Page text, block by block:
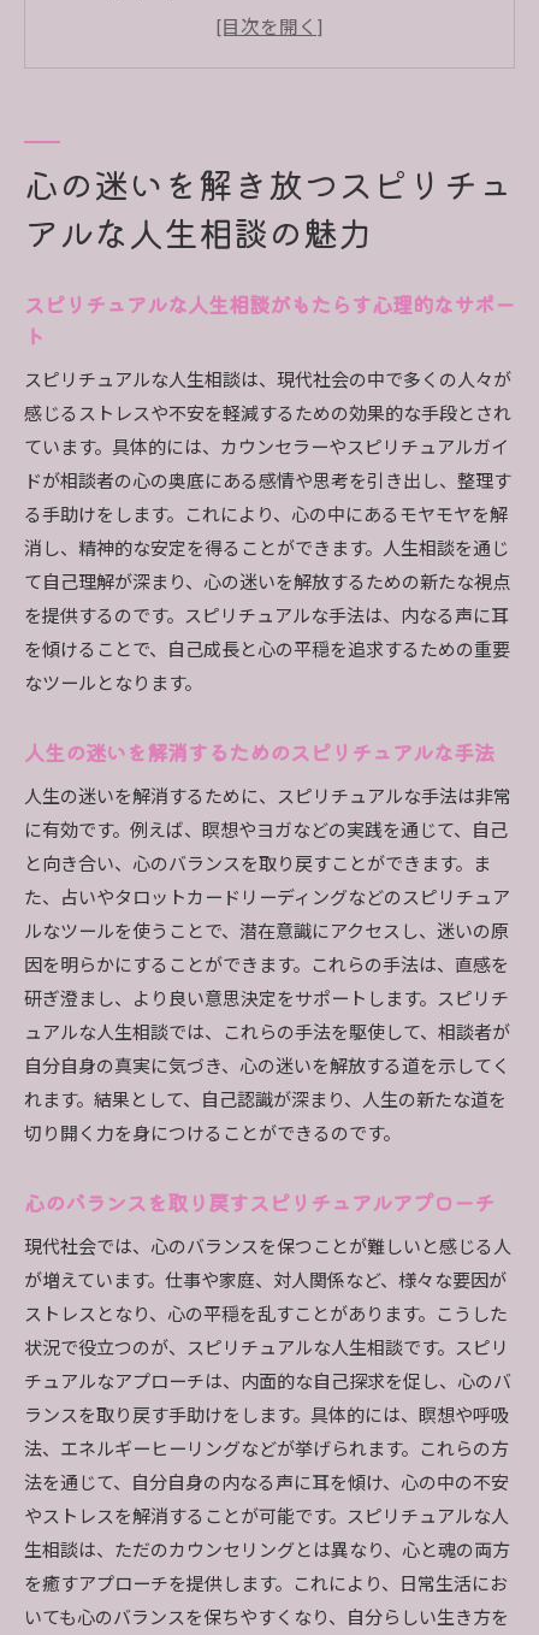
人生の迷いを解消するためのスピリチュアルな
手法
スピリチュアルな人生相談で得られる自己洞察
迷いを解放するためのスピリチュアルカウンセ
リングの役割
スピリチュアルな視点で心の迷いを整理する方
スピリチュアルな視点から見る人生の岐路と選択
人生の岐路におけるスピリチュアルな選択
スピリチュアルに基づいた人生の決断プロセス
スピリチュアルな視点で未来の道を選ぶ
スピリチュアルなガイダンスを受けた人生の方
向性
スピリチュアルな選択が人生に与える影響
スピリチュアルな人生相談で人生の選択肢を広
げる
心の声を聞くためのスピリチュアルテクニック
スピリチュアルな人生相談を通じた心の声の理
心の声に従うことで見つける新たな人生の可能
性
スピリチュアルな自己探求で心の声をクリアに
する
心の声を信じて進むスピリチュアルなアプロー
チ
人生相談で迷いを解消し自分らしい道を歩む力を育
む
迷いを解消するためのスピリチュアルな手段
自分らしい道を見つけるためのスピリチュアル
ガイド
スピリチュアルなアドバイスで自分を強化する
スピリチュアルな人生相談が導く自分らしい生
心の迷いを解放して自分らしさを取り戻す
スピリチュアルな人生相談がもたらす心の平穏と新
たなスタート
スピリチュアルな平穏感を得るためのコンサル
ティング
新しいスタートを切るためのスピリチュアルな
心の迷いを解き放つスピリチュ
アルな人生相談の魅力
スピリチュアルな人生相談がもたらす心理的なサポー
ト
スピリチュアルな人生相談は、現代社会の中で多くの人々が
感じるストレスや不安を軽減するための効果的な手段とされ
ています。具体的には、カウンセラーやスピリチュアルガイ
ドが相談者の心の奥底にある感情や思考を引き出し、整理す
る手助けをします。これにより、心の中にあるモヤモヤを解
消し、精神的な安定を得ることができます。人生相談を通じ
て自己理解が深まり、心の迷いを解放するための新たな視点
を提供するのです。スピリチュアルな手法は、内なる声に耳
を傾けることで、自己成長と心の平穏を追求するための重要
なツールとなります。
人生の迷いを解消するためのスピリチュアルな手法
人生の迷いを解消するために、スピリチュアルな手法は非常
に有効です。例えば、瞑想やヨガなどの実践を通じて、自己
と向き合い、心のバランスを取り戻すことができます。ま
た、占いやタロットカードリーディングなどのスピリチュア
ルなツールを使うことで、潜在意識にアクセスし、迷いの原
因を明らかにすることができます。これらの手法は、直感を
研ぎ澄まし、より良い意思決定をサポートします。スピリチ
ュアルな人生相談では、これらの手法を駆使して、相談者が
自分自身の真実に気づき、心の迷いを解放する道を示してく
れます。結果として、自己認識が深まり、人生の新たな道を
切り開く力を身につけることができるのです。
心のバランスを取り戻すスピリチュアルアプローチ
現代社会では、心のバランスを保つことが難しいと感じる人
が増えています。仕事や家庭、対人関係など、様々な要因が
ストレスとなり、心の平穏を乱すことがあります。こうした
状況で役立つのが、スピリチュアルな人生相談です。スピリ
チュアルなアプローチは、内面的な自己探求を促し、心のバ
ランスを取り戻す手助けをします。具体的には、瞑想や呼吸
法、エネルギーヒーリングなどが挙げられます。これらの方
法を通じて、自分自身の内なる声に耳を傾け、心の中の不安
やストレスを解消することが可能です。スピリチュアルな人
生相談は、ただのカウンセリングとは異なり、心と魂の両方
を癒すアプローチを提供します。これにより、日常生活にお
いても心のバランスを保ちやすくなり、自分らしい生き方を